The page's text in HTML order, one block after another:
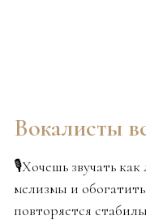
Вокалисты
🎙️Хочешь звучать
мелизмы и
повторяется